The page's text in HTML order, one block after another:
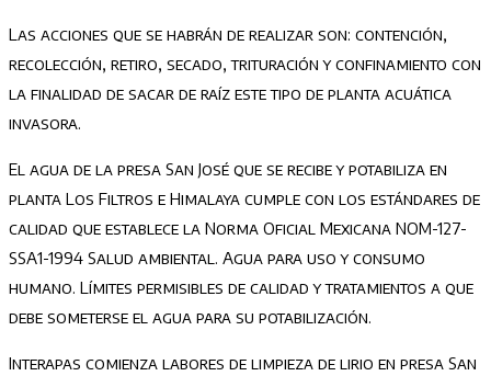
Las acciones que se habrán de realizar son: contención,
recolección, retiro, secado, trituración y confinamiento con
la finalidad de sacar de raíz este tipo de planta acuática
invasora.
El agua de la presa San José que se recibe y potabiliza en
planta Los Filtros e Himalaya cumple con los estándares de
calidad que establece la Norma Oficial Mexicana NOM-127-
SSA1-1994 Salud ambiental. Agua para uso y consumo
humano. Límites permisibles de calidad y tratamientos a que
debe someterse el agua para su potabilización.
Interapas comienza labores de limpieza de lirio en presa San